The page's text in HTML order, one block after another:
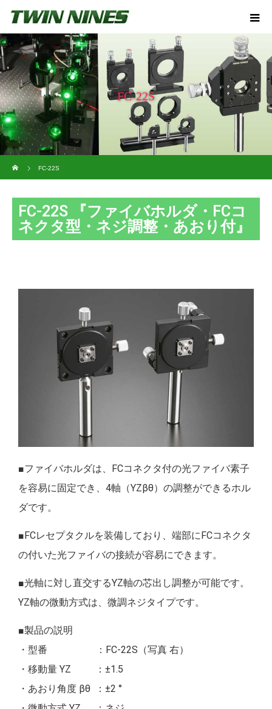
FC-22S
FC-22S
FC-22S 『ファイバホルダ・FCコ
ネクタ型・ネジ調整・あおり付』
■ファイバホルダは、FCコネクタ付の光ファイバ素子
を容易に固定でき、4軸（YZβθ）の調整ができるホル
ダです。
■FCレセプタクルを装備しており、端部にFCコネクタ
の付いた光ファイバの接続が容易にできます。
■光軸に対し直交するYZ軸の芯出し調整が可能です。
YZ軸の微動方式は、微調ネジタイプです。
■製品の説明
・型番 ：FC-22S（写真 右）
・移動量 YZ ：±1.5
・あおり角度 βθ ：±2 °